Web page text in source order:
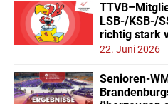
LSB-/KSB-/
richtig stark
22. Juni 2026
Senioren-